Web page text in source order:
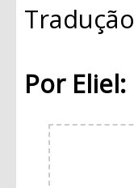
Tradução
Por Eliel: